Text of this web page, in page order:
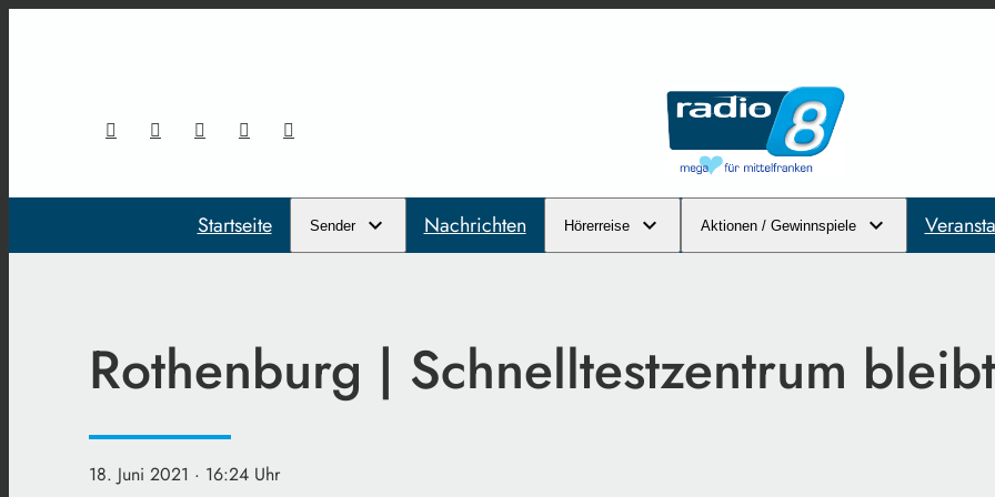
Startseite Sender Nachrichten Hörerreise Aktionen / Gewinnspiele
Rothenburg | Schnelltestzentrum
18. Juni 2021 · 16:24 Uhr